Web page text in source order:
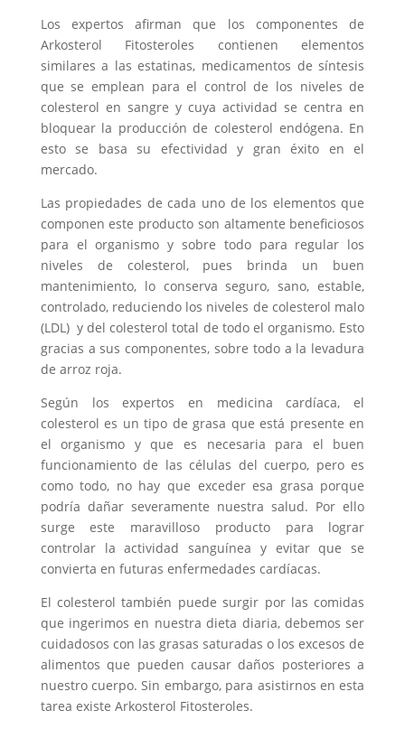
Los expertos afirman que los componentes de
Arkosterol Fitosteroles contienen elementos
similares a las estatinas, medicamentos de síntesis
que se emplean para el control de los niveles de
colesterol en sangre y cuya actividad se centra en
bloquear la producción de colesterol endógena. En
esto se basa su efectividad y gran éxito en el
mercado.
Las propiedades de cada uno de los elementos que
componen este producto son altamente beneficiosos
para el organismo y sobre todo para regular los
niveles de colesterol, pues brinda un buen
mantenimiento, lo conserva seguro, sano, estable,
controlado, reduciendo los niveles de colesterol malo
(LDL) y del colesterol total de todo el organismo. Esto
gracias a sus componentes, sobre todo a la levadura
de arroz roja.
Según los expertos en medicina cardíaca, el
colesterol es un tipo de grasa que está presente en
el organismo y que es necesaria para el buen
funcionamiento de las células del cuerpo, pero es
como todo, no hay que exceder esa grasa porque
podría dañar severamente nuestra salud. Por ello
surge este maravilloso producto para lograr
controlar la actividad sanguínea y evitar que se
convierta en futuras enfermedades cardíacas.
El colesterol también puede surgir por las comidas
que ingerimos en nuestra dieta diaria, debemos ser
cuidadosos con las grasas saturadas o los excesos de
alimentos que pueden causar daños posteriores a
nuestro cuerpo. Sin embargo, para asistirnos en esta
tarea existe Arkosterol Fitosteroles.